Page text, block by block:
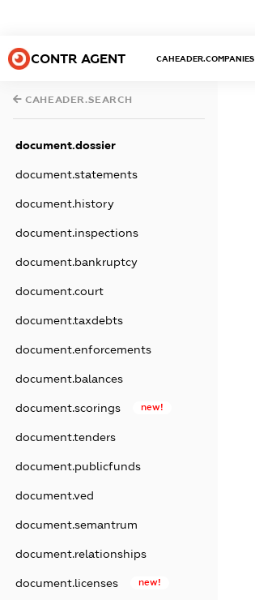
CONTR AGENT CAHEADER.COMPANIES
CAHEADER.SEARCH
document.dossier
document.statements
document.history
document.inspections
document.bankruptcy
document.court
document.taxdebts
document.enforcements
document.balances
document.scorings new!
document.tenders
document.publicfunds
document.ved
document.semantrum
document.relationships
document.licenses new!